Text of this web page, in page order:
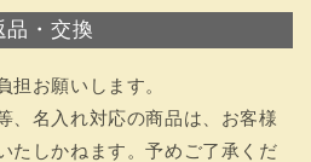
品・交換
担お願いします。
、名入れ対応の商品は、お客様
たしかねます。予めご了承くだ